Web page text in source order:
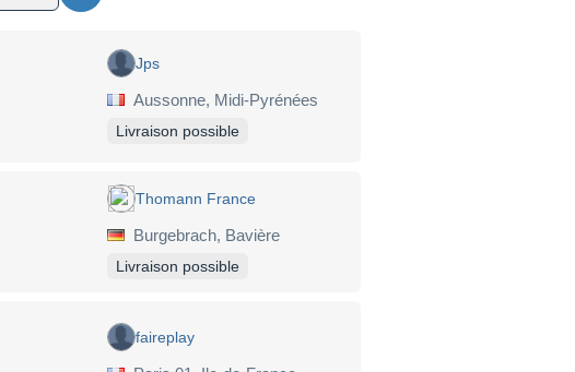
Jps
Aussonne, Midi-Pyrénées
Livraison possible
Thomann France
Burgebrach, Bavière
Livraison possible
faireplay